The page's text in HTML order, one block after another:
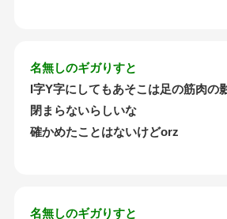
名無しのギガりすと
I字Y字にしてもあそこは足の筋肉の
閉まらないらしいな
確かめたことはないけどorz
名無しのギガりすと